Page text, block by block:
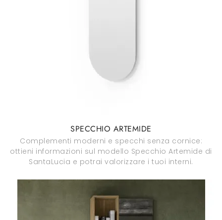
SPECCHIO ARTEMIDE
Complementi moderni e specchi senza cornice:
ottieni informazioni sul modello Specchio Artemide di
SantaLucia e potrai valorizzare i tuoi interni.